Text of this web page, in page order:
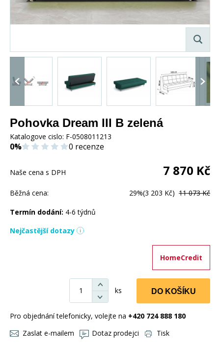
Pohovka Dream III B zelená
Katalogove cislo: F-0508011213
0% 0 recenze
Naše cena s DPH 7 870 Kč
Běžná cena: 29%(3 203 Kč) 11 073 Kč
Termín dodání: 4-6 týdnů
Nejčastější dotazy
HomeCredit
ks DO KOŠÍKU
Pro objednání telefonicky, volejte na +420 724 888 180
Zaslat e-mailem
Dotaz prodejci Tisk